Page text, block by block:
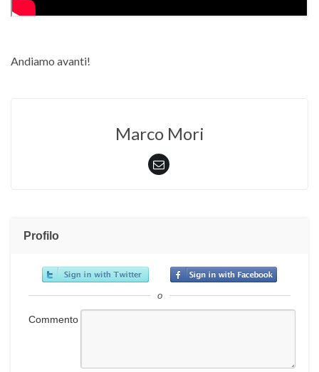
Andiamo avanti!
Marco Mori
Profilo
o
Commento